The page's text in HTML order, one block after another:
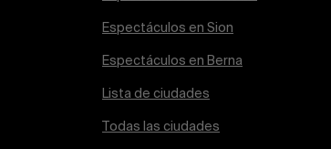
Espectáculos en Sion
Espectáculos en Berna
Lista de ciudades
Todas las ciudades